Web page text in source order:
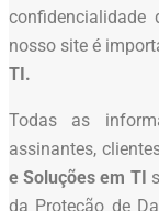
nosso site é
TI.
Todas as
assinantes,
e Soluções em TI
da Proteção de